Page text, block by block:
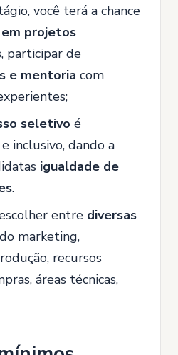
você terá a chance
projetos
, participar de
e mentoria com
seletivo é
inclusivo, dando a
igualdade de
.
entre diversas
marketing,
recursos
áreas técnicas,